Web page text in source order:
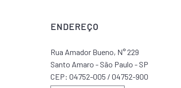
ENDEREÇO
Rua Amador Bueno, N° 229
Santo Amaro - São Paulo - SP
CEP: 04752-005 / 04752-900